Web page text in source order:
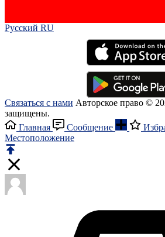
Русский RU‎
Связаться с нами Авторское право ©
защищены.
Главная
Сообщение
Местоположение